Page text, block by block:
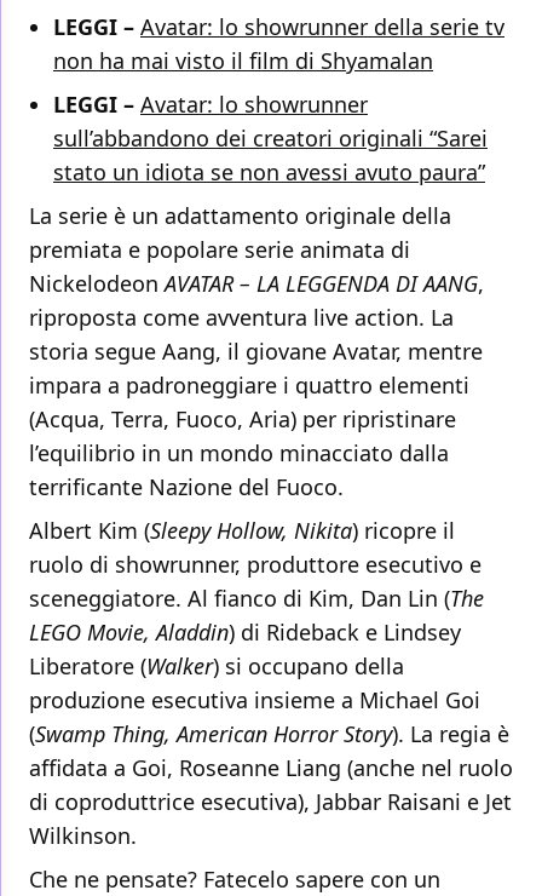
LEGGI – Avatar: lo showrunner della serie tv
non ha mai visto il film di Shyamalan
LEGGI – Avatar: lo showrunner
sull’abbandono dei creatori originali “Sarei
stato un idiota se non avessi avuto paura”
La serie è un adattamento originale della
premiata e popolare serie animata di
NickelodeonAVATAR – LA LEGGENDA DI AANG,
riproposta come avventura live action. La
storia segue Aang, il giovane Avatar, mentre
impara a padroneggiare i quattro elementi
(Acqua, Terra, Fuoco, Aria) per ripristinare
l’equilibrio in un mondo minacciato dalla
terrificante Nazione del Fuoco.
Albert Kim (Sleepy Hollow, Nikita) ricopre il
ruolo di showrunner, produttore esecutivo e
sceneggiatore. Al fianco di Kim, Dan Lin (The
LEGO Movie, Aladdin) di Rideback e Lindsey
Liberatore (Walker) si occupano della
produzione esecutiva insieme a Michael Goi
(Swamp Thing, American Horror Story). La regia è
affidata a Goi, Roseanne Liang (anche nel ruolo
di coproduttrice esecutiva), Jabbar Raisani e Jet
Wilkinson.
Che ne pensate? Fatecelo sapere con un